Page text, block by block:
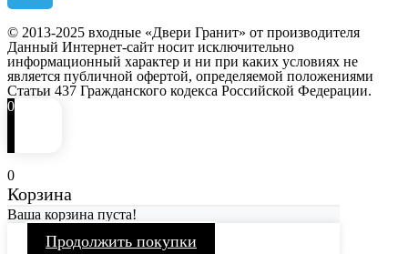
© 2013-2025 входные «Двери Гранит» от производителя
Данный Интернет-сайт носит исключительно
информационный характер и ни при каких условиях не
является публичной офертой, определяемой положениями
Статьи 437 Гражданского кодекса Российской Федерации.
0
0
Корзина
Ваша корзина пуста!
Продолжить покупки